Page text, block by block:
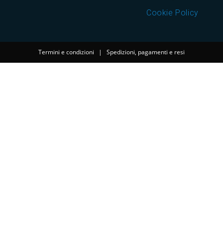
Cookie Policy
Termini e condizioni | Spedizioni, pagamenti e resi